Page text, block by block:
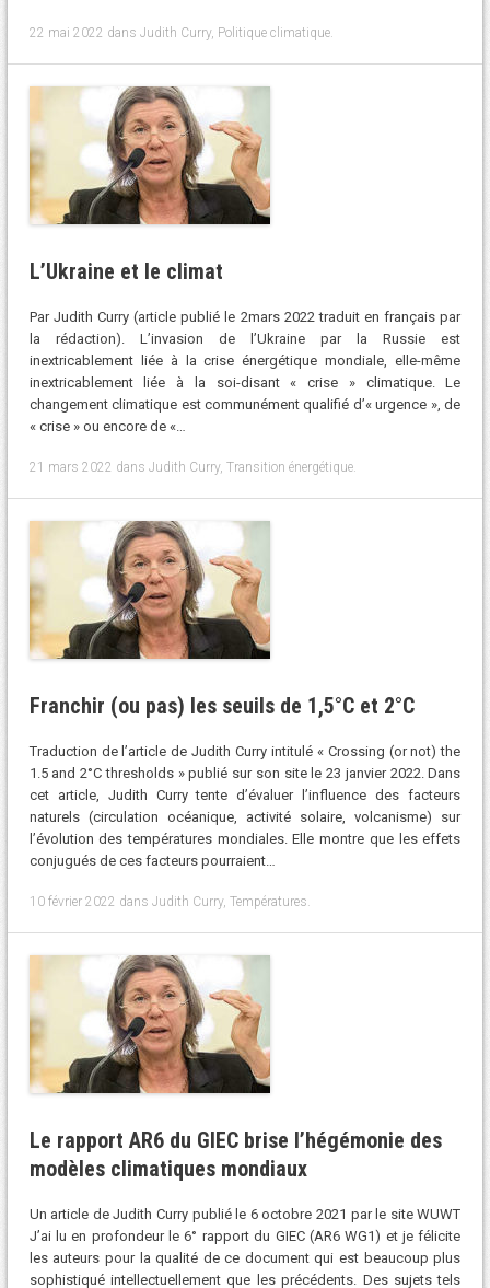
22 mai 2022 dans Judith Curry, Politique climatique.
L’Ukraine et le climat
Par Judith Curry (article publié le 2mars 2022 traduit en français par
la rédaction). L’invasion de l’Ukraine par la Russie est
inextricablement liée à la crise énergétique mondiale, elle-même
inextricablement liée à la soi-disant « crise » climatique. Le
changement climatique est communément qualifié d’« urgence », de
« crise » ou encore de «…
21 mars 2022 dans Judith Curry, Transition énergétique.
Franchir (ou pas) les seuils de 1,5°C et 2°C
Traduction de l’article de Judith Curry intitulé « Crossing (or not) the
1.5 and 2°C thresholds » publié sur son site le 23 janvier 2022. Dans
cet article, Judith Curry tente d’évaluer l’influence des facteurs
naturels (circulation océanique, activité solaire, volcanisme) sur
l’évolution des températures mondiales. Elle montre que les effets
conjugués de ces facteurs pourraient…
10 février 2022 dans Judith Curry, Températures
Le rapport AR6 du GIEC brise l’hégémonie des
modèles climatiques mondiaux
Un article de Judith Curry publié le 6 octobre 2021 par le site WUWT
J’ai lu en profondeur le 6° rapport du GIEC (AR6 WG1) et je félicite
les auteurs pour la qualité de ce document qui est beaucoup plus
sophistiqué intellectuellement que les précédents. Des sujets tels